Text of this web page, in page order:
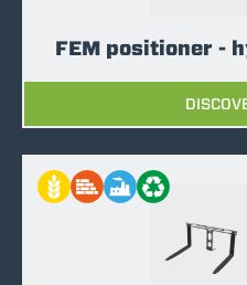
FEM positioner -